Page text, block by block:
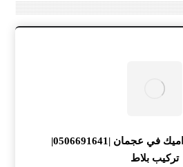
شركة تركيب سيراميك في عجمان |0506691641|
تركيب بلاط